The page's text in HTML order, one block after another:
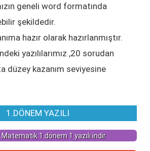
geneli word formatında
şekildedir.
hazır olarak hazırlanmıştır.
yazılılarımız ,20 sorudan
düzey kazanım seviyesine
1.DÖNEM YAZILI
Matematik 1.dönem 1.yazılı indir